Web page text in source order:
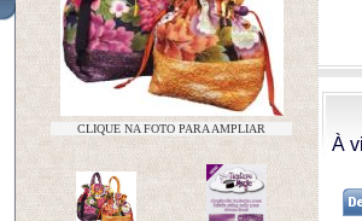
CLIQUE NA FOTO PARA AMPLIAR
À